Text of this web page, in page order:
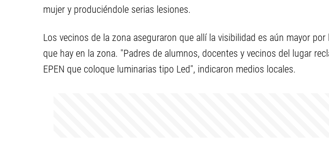
mujer y produciéndole serias lesiones.
Los vecinos de la zona aseguraron que allí la visibilidad es aún mayor
que hay en la zona. "Padres de alumnos, docentes y vecinos del lugar
EPEN que coloque luminarias tipo Led", indicaron medios locales.